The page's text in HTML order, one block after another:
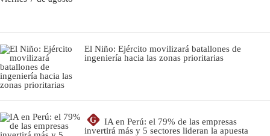
El Niño: Ejército movilizará batallones de
ingeniería hacia las zonas prioritarias
G
IA en Perú: el 79% de las empresas
invertirá más y 5 sectores lideran la apuesta